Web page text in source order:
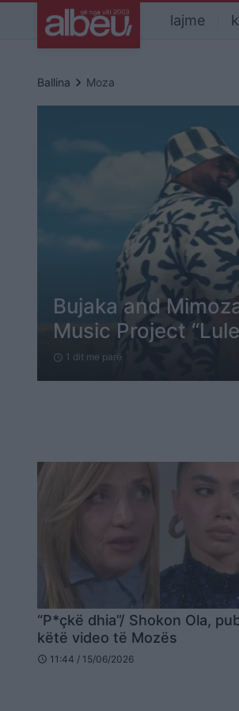
lajme
Ballina keyboard_arrow_right Moza
Bujaka and
Music Project
schedule 1 dit me parë
“P*çkë dhia”/ Shokon Ola,
këtë video të Mozës
schedule 11:44 / 15/06/2026